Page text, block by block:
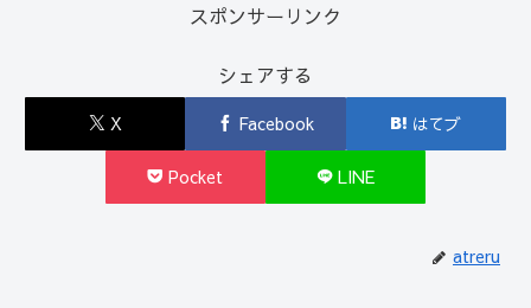
スポンサーリンク
シェアする
X Facebook はてブ
Pocket LINE
atreru